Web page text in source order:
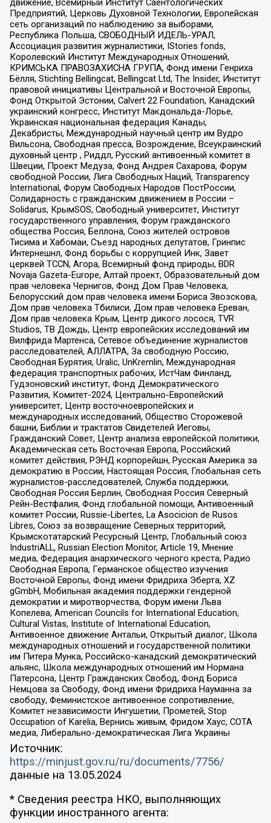
движение, Всемирный Институт Саентологических
Предприятий, Церковь Духовной Технологии, Европейская
сеть организаций по наблюдению за выборами,
Республика Польша, СВОБОДНЫЙ ИДЕЛЬ-УРАЛ,
Ассоциация развития журналистики, IStories fonds,
Королевский Институт Международных Отношений,
КРИМСЬКА ПРАВОЗАХИСНА ГРУПА, Фонд имени Генриха
Бёлля, Stichting Bellingcat, Bellingcat Ltd, The Insider, Институт
правовой инициативы Центральной и Восточной Европы,
Фонд Открытой Эстонии, Calvert 22 Foundation, Канадский
украинский конгресс, Институт Макдональда-Лорье,
Украинская национальная федерация Канады,
Декабристы, Международный научный центр им Вудро
Вильсона, Свободная пресса, Возрождение, Всеукраинский
духовный центр , Риддл, Русский антивоенный комитет в
Швеции, Проект Медуза, Фонд Андрея Сахарова, Форум
свободной России, Лига Свободных Наций, Transparеncy
International, Форум Свободных Народов ПостРоссии,
Солидарность с гражданским движением в России –
Solidarus, КрымSOS, Свободный университет, Институт
государственного управления, Форум гражданского
общества Россия, Беллона, Союз жителей островов
Тисима и Хабомаи, Съезд народных депутатов, Гринпис
Интернешнл, Фонд борьбы с коррупцией Инк, Завет
церквей TCCN, Агора, Всемирный фонд природы, BDR
Novaja Gazeta-Europe, Алтай проект, Образовательный дом
прав человека Чернигов, Фонд Дом Прав Человека,
Белорусский дом прав человека имени Бориса Звозскова,
Дом прав человека Тбилиси, Дом прав человека Ереван,
Дом прав человека Крым, Центр дикого лосося, TVR
Studios, ТВ Дождь, Центр европейских исследований им
Вилфрида Мартенса, Сетевое объединение журналистов
расследователей, АЛЛАТРА, За свободную Россию,
Свободная Бурятия, Uralic, UnKremlin, Международная
федерация транспортных рабочих, ИстЧам Финланд,
Гудзоновский институт, Фонд Демократического
Развития, Комитет-2024, Центрально-Европейский
университет, Центр восточноевропейских и
международных исследований, Общество Сторожевой
башни, Библии и трактатов Свидетелей Иеговы,
Гражданский Совет, Центр анализа европейской политики,
Академическая сеть Восточная Европа, Российский
комитет действия, РЭНД корпорейшн, Русская Америка за
демократию в России, Настоящая Россия, Глобальная сеть
журналистов-расследователей, Служба поддержки,
Свободная Россия Берлин, Свободная Россия Северный
Рейн-Вестфалия, Фонд глобальной помощи, Антивоенный
комитет России, Russie-Libertes, La Asocicion de Rusos
Libres, Союз за возвращение Северных территорий,
Крымскотатарский Ресурсный Центр, Глобальный союз
IndustriALL, Russian Election Monitor, Article 19, Мнение
медиа, Федерация анархического черного креста, Радио
Свободная Европа, Германское общество изучения
Восточной Европы, Фонд имени Фридриха Эберта, XZ
gGmbH, Мобильная академия поддержки гендерной
демократии и миротворчества, Форум имени Льва
Копелева, American Councils for International Education,
Cultural Vistas, Institute of International Education,
Антивоенное движение Антальи, Открытый диалог, Школа
международных отношений и государственной политики
им Питера Мунка, Российско-канадский демократический
альянс, Школа международных отношений им Нормана
Патерсона, Центр Гражданских Свобод, Фонд Бориса
Немцова за Свободу, Фонд имени Фридриха Науманна за
свободу, Феминистское антивоенное сопротивление,
Комитет независимости Ингушетии, Прометей, Stop
Occupation of Karelia, Вернись живым, Фридом Хаус, СОТА
медиа, Либерально-демократическая Лига Украины
Источник:
https://minjust.gov.ru/ru/documents/7756/
данные на 13.05.2024
* Сведения реестра НКО, выполняющих
функции иностранного агента: